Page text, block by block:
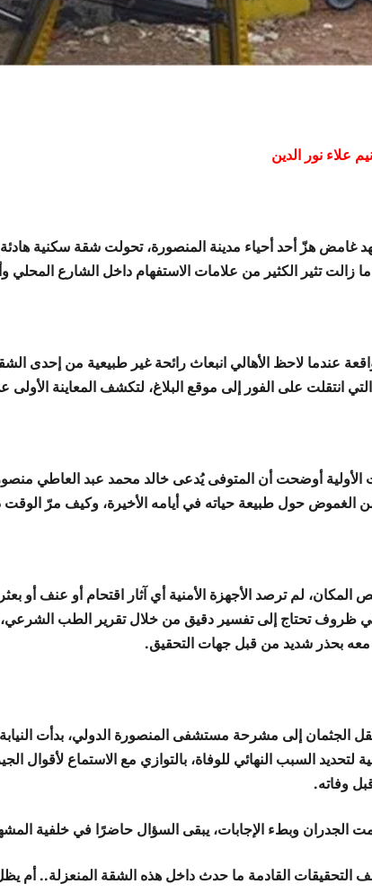
علاء نور الدين
غامض هزّ أحد أحياء مدينة المنصورة، تحولت شقة سكنية
تثير الكثير من علامات الاستفهام داخل الشارع المحلي
عندما لاحظ الأهالي انبعاث رائحة غير طبيعية من إحدى
التي انتقلت على الفور إلى موقع البلاغ، لتكشف المعاينة
الغموض حول طبيعة حياته في أيامه الأخيرة، وكيف مرّ
لم ترصد الأجهزة الأمنية أي آثار اقتحام أو عنف أو
ظروف تحتاج إلى تفسير دقيق من خلال تقرير الطب
معه بحذر شديد من قبل جهات التحقيق.
الجثمان إلى مشرحة مستشفى المنصورة الدولي، بدأت
لتحديد السبب النهائي للوفاة، بالتوازي مع الاستماع لأقوال
وفاته.
الجدران وبطء الإجابات، يبقى السؤال حاضرًا في خلفية
التحقيقات القادمة ما حدث داخل هذه الشقة المنعزلة.. أم